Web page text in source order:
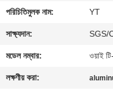
নিয়ন্ত্রণ
পরিচিতিমুলক নাম: YT
সাক্ষ্যদান: SGS/
মডেল নম্বার: ওয়াই
লক্ষণীয় করা: